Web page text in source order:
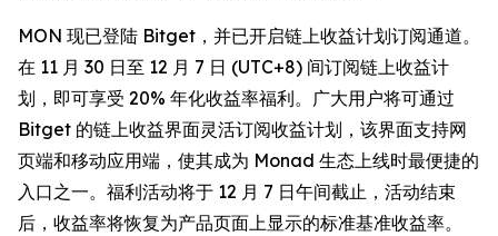
MON 现已登陆 Bitget，并已开启链上收益计划订阅通道。
在 11 月 30 日至 12 月 7 日 (UTC+8) 间订阅链上收益计
划，即可享受 20% 年化收益率福利。广大用户将可通过
Bitget 的链上收益界面灵活订阅收益计划，该界面支持网
页端和移动应用端，使其成为 Monad 生态上线时最便捷的
入口之一。福利活动将于 12 月 7 日午间截止，活动结束
后，收益率将恢复为产品页面上显示的标准基准收益率。